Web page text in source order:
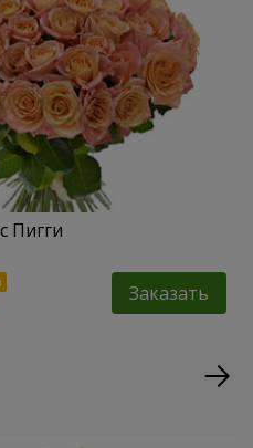
Пигги
Заказать